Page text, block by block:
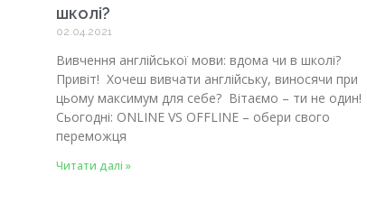
школі?
02.04.2021
Вивчення англійської мови: вдома чи в школі?
Привіт! Хочеш вивчати англійську, виносячи при
цьому максимум для себе? Вітаємо – ти не один!
Сьогодні: ONLINE VS OFFLINE – обери свого
переможця
Читати далі »